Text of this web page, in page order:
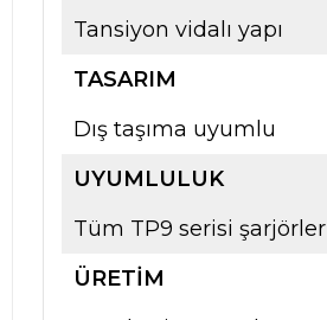
Tansiyon vidalı yapı
TASARIM
Dış taşıma uyumlu
UYUMLULUK
Tüm TP9 serisi şarjörler
ÜRETIM